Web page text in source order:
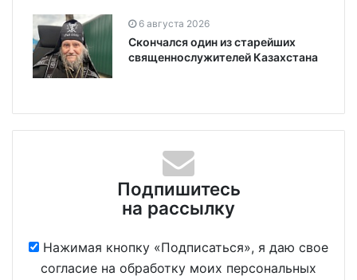
6 августа 2026
Скончался один из старейших
священнослужителей Казахстана
Подпишитесь
на рассылку
Нажимая кнопку «Подписаться», я даю свое
согласие на обработку моих персональных